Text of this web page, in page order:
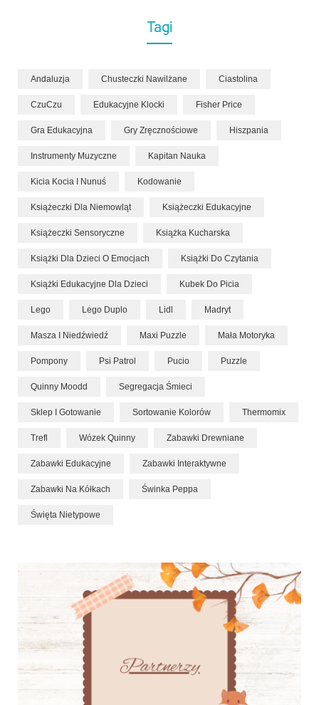
Tagi
Andaluzja Chusteczki Nawilżane Ciastolina
CzuCzu Edukacyjne Klocki Fisher Price
Gra Edukacyjna Gry Zręcznościowe Hiszpania
Instrumenty Muzyczne Kapitan Nauka
Kicia Kocia I Nunuś Kodowanie
Książeczki Dla Niemowląt Książeczki Edukacyjne
Książeczki Sensoryczne Książka Kucharska
Książki Dla Dzieci O Emocjach Książki Do Czytania
Książki Edukacyjne Dla Dzieci Kubek Do Picia
Lego Lego Duplo Lidl Madryt
Masza I Niedźwiedź Maxi Puzzle Mała Motoryka
Pompony Psi Patrol Pucio Puzzle
Quinny Moodd Segregacja Śmieci
Sklep I Gotowanie Sortowanie Kolorów Thermomix
Trefl Wózek Quinny Zabawki Drewniane
Zabawki Edukacyjne Zabawki Interaktywne
Zabawki Na Kółkach Świnka Peppa
Święta Nietypowe